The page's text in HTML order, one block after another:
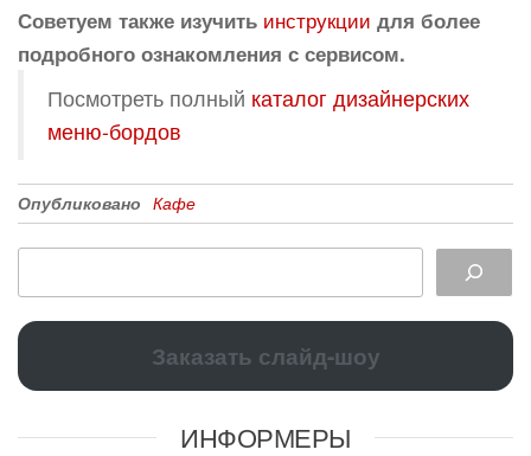
Советуем также изучить инструкции для более
подробного ознакомления с сервисом.
Посмотреть полный каталог дизайнерских
меню-бордов
Опубликовано Кафе
Заказать слайд-шоу
ИНФОРМЕРЫ